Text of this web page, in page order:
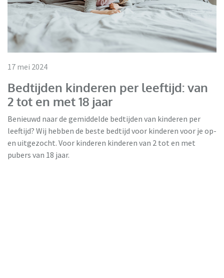
17 mei 2024
Bedtijden kinderen per leeftijd: van
2 tot en met 18 jaar
Benieuwd naar de gemiddelde bedtijden van kinderen per
leeftijd? Wij hebben de beste bedtijd voor kinderen voor je op-
en uitgezocht. Voor kinderen kinderen van 2 tot en met
pubers van 18 jaar.